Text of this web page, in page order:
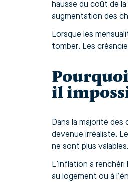
hausse du coût de
augmentation des
Lorsque les
tomber. Les
il
Dans la majorité des
devenue irréaliste.
ne sont plus valables.
L’inflation a
au logement ou à